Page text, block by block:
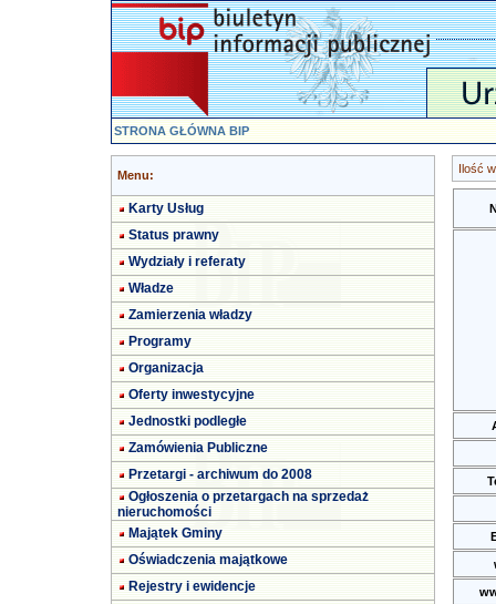
STRONA GŁÓWNA BIP
Menu:
Karty Usług
Status prawny
Wydziały i referaty
Władze
Zamierzenia władzy
Programy
Organizacja
Oferty inwestycyjne
Jednostki podległe
Zamówienia Publiczne
Przetargi - archiwum do 2008
Ogłoszenia o przetargach na sprzedaż
nieruchomości
Majątek Gminy
Oświadczenia majątkowe
Rejestry i ewidencje
Ilość